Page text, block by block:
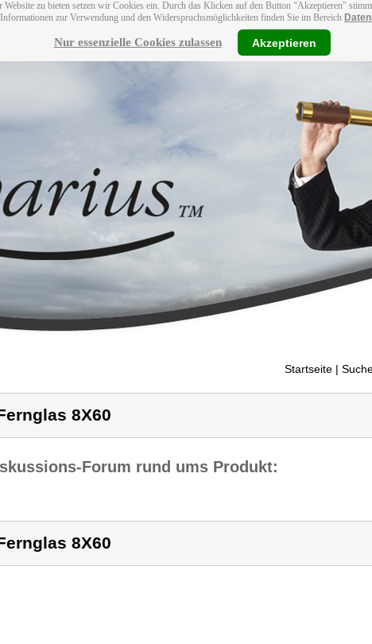
zu bieten setzen wir Cookies ein. Durch das Klicken auf den Button "Akzeptieren"
zur Verwendung und den Widerspruchsmöglichkeiten finden Sie im Bereich
Nur essenzielle Cookies zulassen Akzeptieren
Startseite |
8X60
Forum rund ums Produkt:
8X60